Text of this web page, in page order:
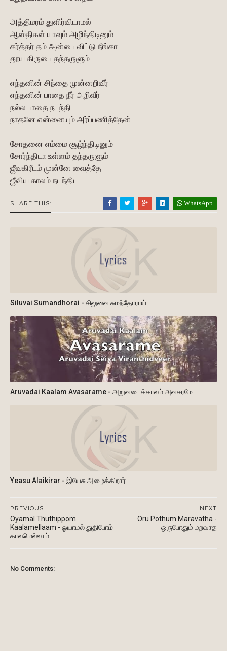
அத்திமரம் துளிர்விடாமல்
ஆஸ்திகள் யாவும் அழிந்திடினும்
கர்த்தர் தம் அன்பை விட்டு நீங்கா
தூய கிருபை தந்தருளும்
எந்தனின் சிந்தை முன்னறிவீர்
எந்தனின் பாதை நீர் அறிவீர்
நல்ல பாதை நடந்திட
நாதனே என்னையும் அர்ப்பணித்தேன்
சோதனை எம்மை சூழ்ந்திடினும்
சோர்ந்திடா உள்ளம் தந்தருளும்
ஜீவகிரீடம் முன்னே வைத்தே
ஜீவிய காலம் நடந்திட
SHARE THIS: WhatsApp
Siluvai Sumandhorai - சிலுவை சுமந்தோராய்
Aruvadai Kaalam Avasarame - அறுவடைக்காலம் அவசரமே
Yeasu Alaikirar - இயேசு அழைக்கிறார்
NEXT
Oru Pothum Maravatha -
ஒருபோதும் மறவாத
PREVIOUS
Oyamal Thuthippom
Kaalamellaam - ஓயாமல் துதிபோம்
காலமெல்லாம்
No Comments: